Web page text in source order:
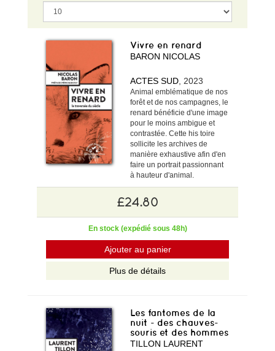
Vivre en renard
BARON NICOLAS
ACTES SUD, 2023
Animal emblématique de nos
forêt et de nos campagnes, le
renard bénéficie d'une image
pour le moins ambigue et
contrastée. Cette his toire
sollicite les archives de
manière exhaustive afin d'en
faire un portrait passionnant
à hauteur d'animal.
£24.80
En stock (expédié sous 48h)
Ajouter au panier
Plus de détails
Les fantomes de la
nuit - des chauves-
souris et des hommes
TILLON LAURENT